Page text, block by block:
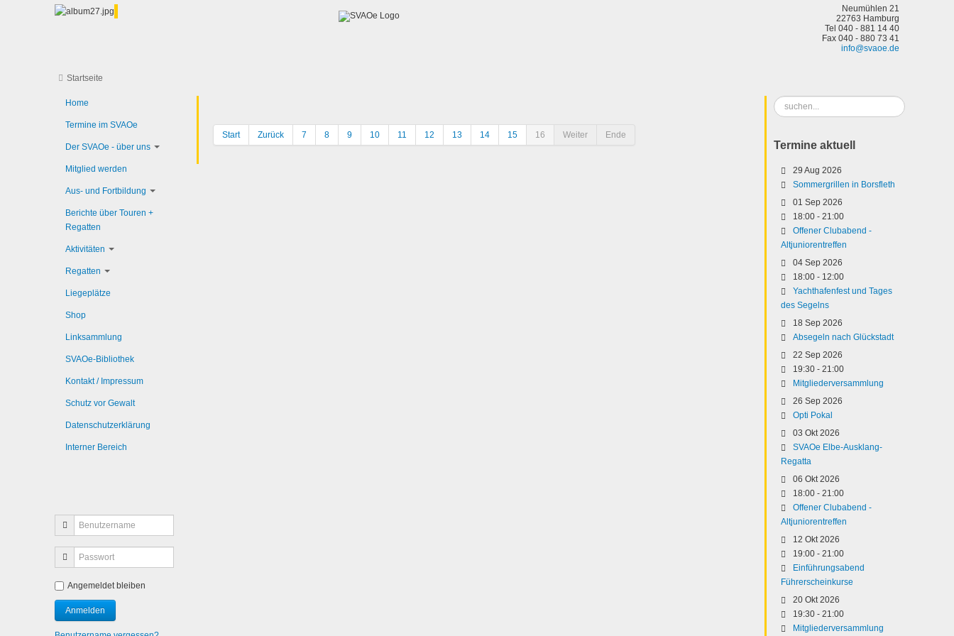
Neumühlen 21
22763 Hamburg
Tel 040 - 881 14 40
Fax 040 - 880 73 41
info@svaoe.de
Startseite
Start Zurück 7 8 9 10 11 12 13 14 15 16 Weiter Ende
Home
Termine im SVAOe
Der SVAOe - über uns
Mitglied werden
Aus- und Fortbildung
Berichte über Touren +
Regatten
Aktivitäten
Regatten
Liegeplätze
Shop
Linksammlung
SVAOe-Bibliothek
Kontakt / Impressum
Schutz vor Gewalt
Datenschutzerklärung
Interner Bereich
Angemeldet bleiben
Suchen
...
Termine aktuell
29 Aug 2026
Sommergrillen in Borsfleth
01 Sep 2026
18:00 - 21:00
Offener Clubabend -
Altjuniorentreffen
04 Sep 2026
18:00 - 12:00
Yachthafenfest und Tages
des Segelns
18 Sep 2026
Absegeln nach Glückstadt
22 Sep 2026
19:30 - 21:00
Mitgliederversammlung
26 Sep 2026
Opti Pokal
03 Okt 2026
SVAOe Elbe-Ausklang-
Regatta
06 Okt 2026
18:00 - 21:00
Offener Clubabend -
Altjuniorentreffen
12 Okt 2026
19:00 - 21:00
Einführungsabend
Führerscheinkurse
20 Okt 2026
19:30 - 21:00
Mitgliederversammlung